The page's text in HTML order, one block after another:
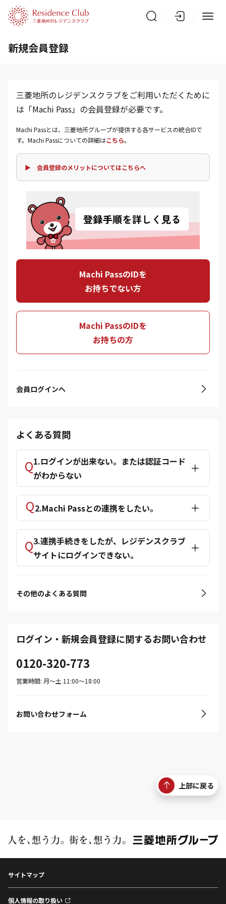
新規会員登録
三菱地所のレジデンスクラブをご利用いただくために
は「Machi Pass」の会員登録が必要です。
Machi Passとは、三菱地所グループが提供する各サービスの統合IDで
す。Machi Passについての詳細はこちら。
▶ 会員登録のメリットについてはこちらへ
Machi PassのIDを
お持ちでない方
Machi PassのIDを
お持ちの方
会員ログインへ
よくある質問
1.ログインが出来ない。または認証コード
がわからない
2.Machi Passとの連携をしたい。
3.連携手続きをしたが、レジデンスクラブ
サイトにログインできない。
その他のよくある質問
ログイン・新規会員登録に関するお問い合わせ
0120-320-773
営業時間: 月〜土 11:00〜18:00
お問い合わせフォーム
上部に戻る
サイトマップ
個人情報の取り扱い